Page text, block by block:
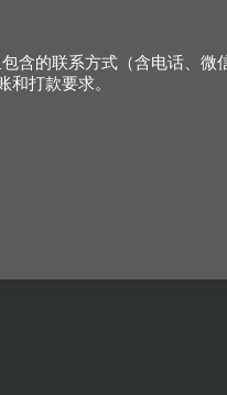
含的联系方式（含电话、微
和打款要求。